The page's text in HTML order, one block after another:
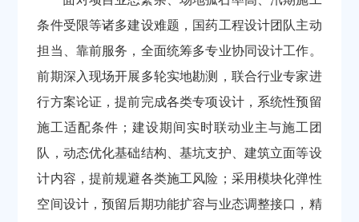
条件受限等诸多建设难题，国药工程设计团队主动
担当、 靠前服务 ，全面统筹多专业协同设计工作。
前期深入现场开展多轮实地勘测，联合行业专家进
行方案论证，提前完成各类专项设计，系统性预留
施工适配条件；建设期间实时联动业主与施工团
队，动态优化基础结构、基坑支护、建筑立面等设
计内容，提前规避各类施工风险；采用模块化弹性
空间设计，预留后期功能扩容与业态调整接口，精